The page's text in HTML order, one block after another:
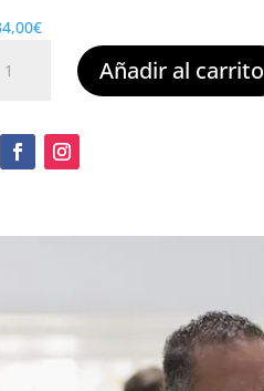
€
Añadir al carrito